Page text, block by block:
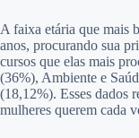
A faixa etária que mais
anos, procurando sua
cursos que elas mais
(36%), Ambiente e
(18,12%). Esses dados
mulheres querem cada